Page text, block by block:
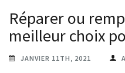
Réparer ou
meilleur choix
JANVIER 11TH, 2021